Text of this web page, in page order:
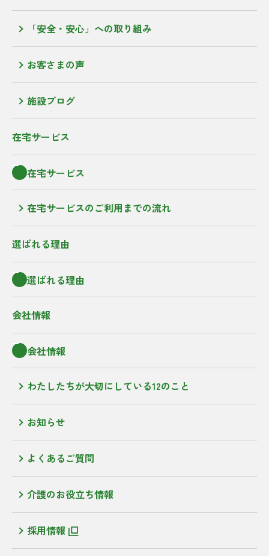
「安全・安心」への取り組み
お客さまの声
施設ブログ
在宅サービス
在宅サービス
在宅サービスのご利用までの流れ
選ばれる理由
選ばれる理由
会社情報
会社情報
わたしたちが大切にしている12のこと
お知らせ
よくあるご質問
介護のお役立ち情報
採用情報